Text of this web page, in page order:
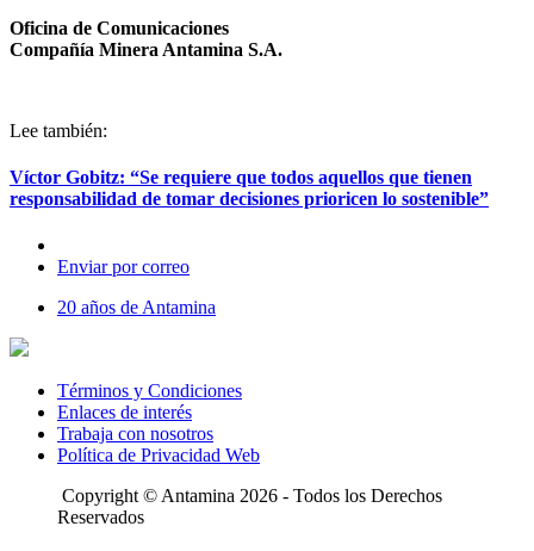
Oficina de Comunicaciones
Compañía Minera Antamina S.A.
Lee también:
Víctor Gobitz: “Se requiere que todos aquellos que tienen
responsabilidad de tomar decisiones prioricen lo sostenible”
Enviar por correo
20 años de Antamina
Términos y Condiciones
Enlaces de interés
Trabaja con nosotros
Política de Privacidad Web
Copyright © Antamina 2026 - Todos los Derechos
Reservados